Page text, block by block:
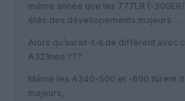
même année que les 777LR (-
étés des dévellopements majeurs …
Alors qu’aurait-t-il de différent avec
A321neo ???
Même les A340-500 et -600 fûrent
majeurs,